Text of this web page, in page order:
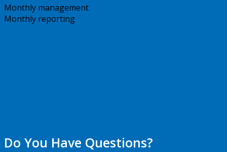
Monthly management
Monthly reporting
Do You Have Questions?